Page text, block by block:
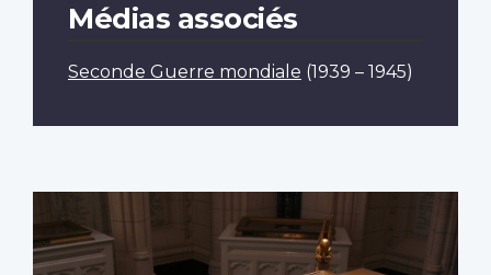
Médias associés
Seconde Guerre mondiale (1939 – 1945)